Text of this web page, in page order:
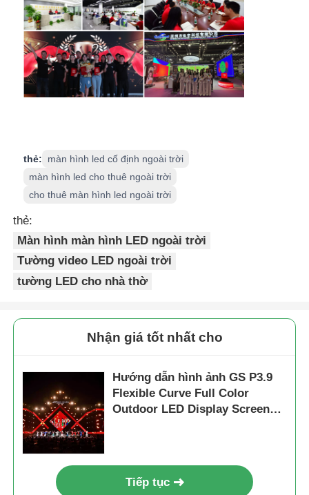
thẻ:
màn hình led cố định ngoài trời
màn hình led cho thuê ngoài trời
cho thuê màn hình led ngoài trời
thẻ:
Màn hình màn hình LED ngoài trời
Tường video LED ngoài trời
tường LED cho nhà thờ
Nhận giá tốt nhất cho
Hướng dẫn hình ảnh GS P3.9
Flexible Curve Full Color
Outdoor LED Display Screen
Tiếp tục